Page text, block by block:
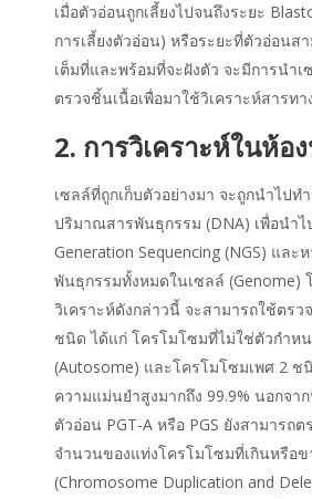
เมื่อตัวอ่อนถูกเลี้ยงไปจนถึงระยะ
การเลี้ยงตัวอ่อน) หรือระยะที่ตัวอ่อนส
เต็มที่และพร้อมที่จะฝังตัว จะมีการนำ
ตรวจชิ้นเนื้อเพื่อมาใช้วิเคราะห์สารท
2. การวิเคราะห์ในห้อ
เซลล์ที่ถูกเก็บตัวอย่างมา จะถูกนำไปท
ปริมาณสารพันธุกรรม (DNA) เพื่อนำไ
Generation Sequencing (NGS) และ
พันธุกรรมทั้งหมดในเซลล์ (Genome)
วิเคราะห์ดังกล่าวนี้ จะสามารถใช้ตรว
ชนิด ได้แก่ โครโมโซมที่ไม่ใช่ตัวกำห
(Autosome) และโครโมโซมเพศ 2 ช
ความแม่นยำสูงมากถึง 99.9% นอกจา
ตัวอ่อน PGT-A หรือ PGS ยังสามารถ
จำนวนของแท่งโครโมโซมที่เกินหรือข
(Chromosome Duplication and